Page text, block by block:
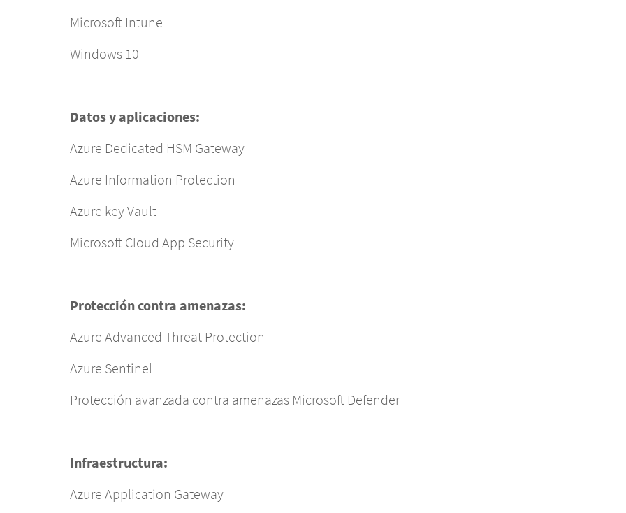
Microsoft Intune
Windows 10
Datos y aplicaciones:
Azure Dedicated HSM Gateway
Azure Information Protection
Azure key Vault
Microsoft Cloud App Security
Protección contra amenazas:
Azure Advanced Threat Protection
Azure Sentinel
Protección avanzada contra amenazas Microsoft Defender
Infraestructura:
Azure Application Gateway